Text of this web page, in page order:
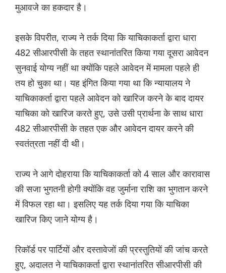
मुआवजे का हकदार है।
इसके विपरीत, राज्य ने तर्क दिया कि याचिकाकर्ता द्वारा धारा
482 सीआरपीसी के तहत स्थानांतरित किया गया दूसरा आवेदन
सुनवाई योग्य नहीं था क्योंकि पहले आवेदन में मामला पहले ही
तय हो चुका था। यह इंगित किया गया था कि न्यायालय ने
याचिकाकर्ता द्वारा पहले आवेदन को खारिज करने के बाद दायर
याचिका को खारिज करते हुए, उसे उसी प्रार्थना के साथ धारा
482 सीआरपीसी के तहत एक और आवेदन दायर करने की
स्वतंत्रता नहीं दी थी।
राज्य ने आगे दोहराया कि याचिकाकर्ता को 4 साल और कारावास
की सजा भुगतनी होगी क्योंकि वह जुर्माना राशि का भुगतान करने
में विफल रहा था। इसलिए यह तर्क दिया गया कि याचिका
खारिज किए जाने योग्य है।
रिकॉर्ड पर पार्टियों और दस्तावेजों की प्रस्तुतियों की जांच करते
हुए, अदालत ने याचिकाकर्ता द्वारा स्थानांतरित सीआरपीसी की